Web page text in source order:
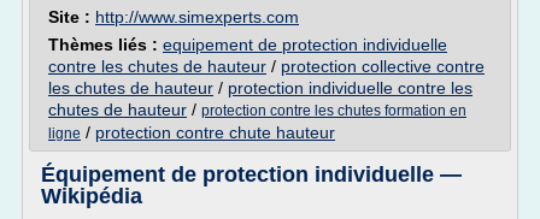
Site : http://www.simexperts.com
Thèmes liés : equipement de protection individuelle
contre les chutes de hauteur / protection collective contre
les chutes de hauteur / protection individuelle contre les
chutes de hauteur / protection contre les chutes formation en
ligne / protection contre chute hauteur
Équipement de protection individuelle —
Wikipédia